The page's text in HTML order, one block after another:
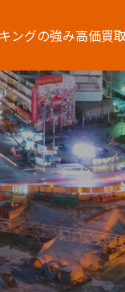
ングの強み高価買